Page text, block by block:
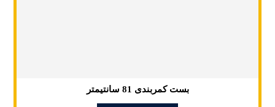
بست کمربندی 81 سانتیمتر